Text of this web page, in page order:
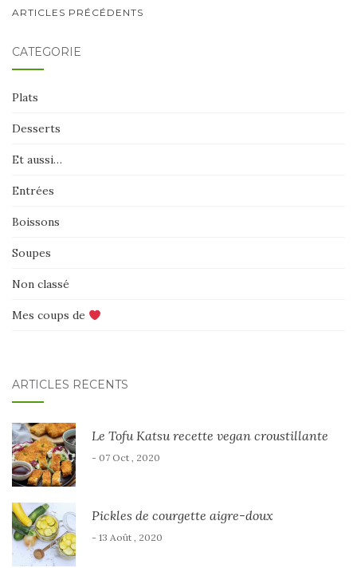
NAVIGATION
SEIN
DES
ARTICLES
ARTICLES PRÉCÉDENTS
CATÉGORIE
Plats
Desserts
Et aussi…
Entrées
Boissons
Soupes
Non classé
Mes coups de
ARTICLES RÉCENTS
Le Tofu Katsu recette vegan croustillante
- 07 Oct , 2020
Pickles de courgette aigre-doux
- 13 Août , 2020